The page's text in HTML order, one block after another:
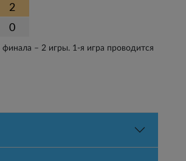
0
2
– 2 игры. 1-я игра проводится